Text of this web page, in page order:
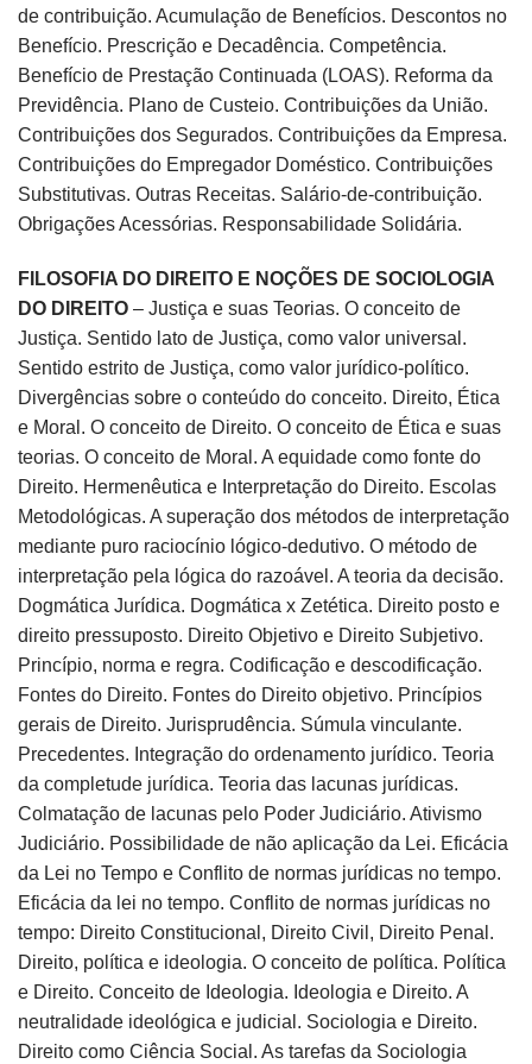
de contribuição. Acumulação de Benefícios. Descontos no
Benefício. Prescrição e Decadência. Competência.
Benefício de Prestação Continuada (LOAS). Reforma da
Previdência. Plano de Custeio. Contribuições da União.
Contribuições dos Segurados. Contribuições da Empresa.
Contribuições do Empregador Doméstico. Contribuições
Substitutivas. Outras Receitas. Salário-de-contribuição.
Obrigações Acessórias. Responsabilidade Solidária.
FILOSOFIA DO DIREITO E NOÇÕES DE SOCIOLOGIA
DO DIREITO – Justiça e suas Teorias. O conceito de
Justiça. Sentido lato de Justiça, como valor universal.
Sentido estrito de Justiça, como valor jurídico-político.
Divergências sobre o conteúdo do conceito. Direito, Ética
e Moral. O conceito de Direito. O conceito de Ética e suas
teorias. O conceito de Moral. A equidade como fonte do
Direito. Hermenêutica e Interpretação do Direito. Escolas
Metodológicas. A superação dos métodos de interpretação
mediante puro raciocínio lógico-dedutivo. O método de
interpretação pela lógica do razoável. A teoria da decisão.
Dogmática Jurídica. Dogmática x Zetética. Direito posto e
direito pressuposto. Direito Objetivo e Direito Subjetivo.
Princípio, norma e regra. Codificação e descodificação.
Fontes do Direito. Fontes do Direito objetivo. Princípios
gerais de Direito. Jurisprudência. Súmula vinculante.
Precedentes. Integração do ordenamento jurídico. Teoria
da completude jurídica. Teoria das lacunas jurídicas.
Colmatação de lacunas pelo Poder Judiciário. Ativismo
Judiciário. Possibilidade de não aplicação da Lei. Eficácia
da Lei no Tempo e Conflito de normas jurídicas no tempo.
Eficácia da lei no tempo. Conflito de normas jurídicas no
tempo: Direito Constitucional, Direito Civil, Direito Penal.
Direito, política e ideologia. O conceito de política. Política
e Direito. Conceito de Ideologia. Ideologia e Direito. A
neutralidade ideológica e judicial. Sociologia e Direito.
Direito como Ciência Social. As tarefas da Sociologia